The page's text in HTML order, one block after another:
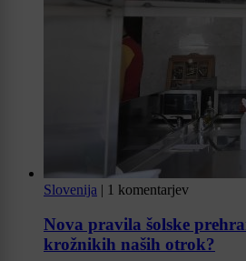
Slovenija | 1 komentarjev
Nova pravila šolske
krožnikih naših otrok?